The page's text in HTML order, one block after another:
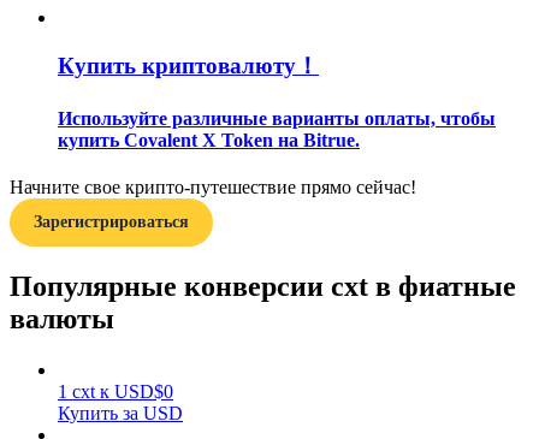
Силовая свинья
Купить криптовалюту！
Используйте различные варианты оплаты, чтобы
купить Covalent X Token на Bitrue.
Начните свое крипто-путешествие прямо сейчас!
Зарегистрироваться
Популярные конверсии cxt в фиатные
валюты
1 cxt к USD$0
Купить за USD